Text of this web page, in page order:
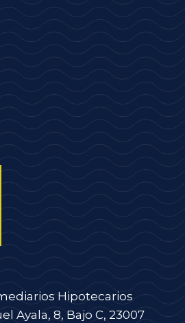
Hipotecarios
Ayala, 8, Bajo C, 23007